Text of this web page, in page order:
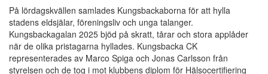
På lördagskvällen samlades Kungsbackaborna för att hylla
stadens eldsjälar, föreningsliv och unga talanger.
Kungsbackagalan 2025 bjöd på skratt, tårar och stora applåder
när de olika pristagarna hyllades. Kungsbacka CK
representerades av Marco Spiga och Jonas Carlsson från
styrelsen och de tog i mot klubbens diplom för Hälsocertifiering